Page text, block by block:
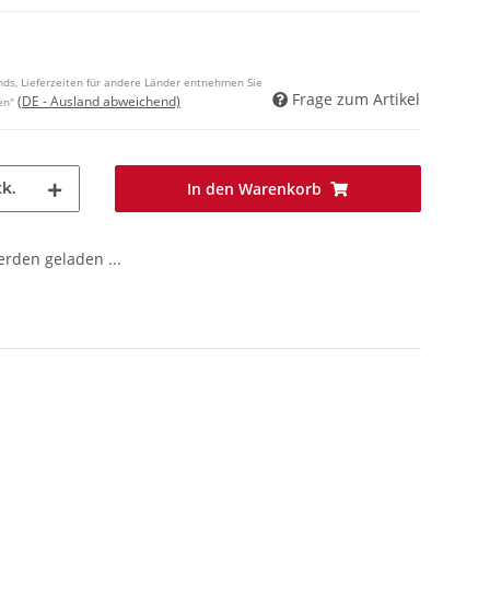
Lieferzeiten für andere Länder entnehmen Sie
(DE - Ausland abweichend) Frage zum Artikel
In den Warenkorb
geladen ...